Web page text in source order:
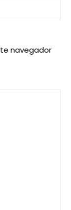
navegador